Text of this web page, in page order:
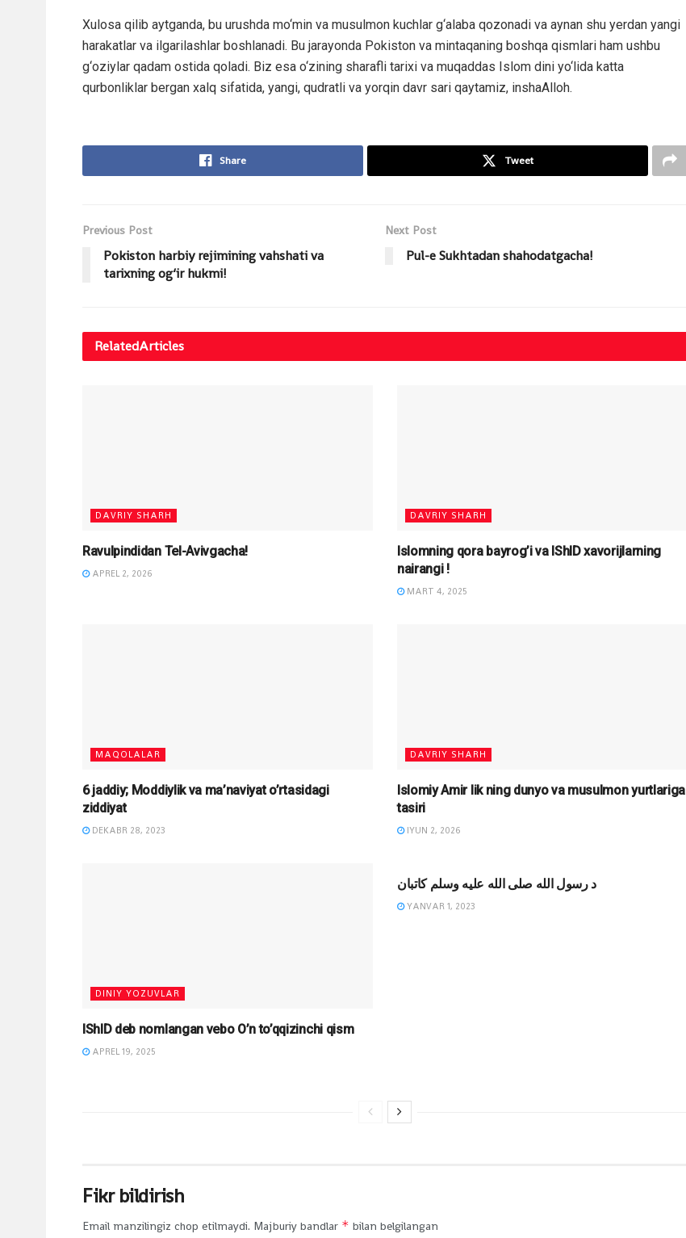
Xulosa qilib aytganda, bu urushda mo‘min va musulmon kuchlar g‘alaba qozonadi va aynan shu yerdan yangi
harakatlar va ilgarilashlar boshlanadi. Bu jarayonda Pokiston va mintaqaning boshqa qismlari ham ushbu
g‘oziylar qadam ostida qoladi. Biz esa o‘zining sharafli tarixi va muqaddas Islom dini yo‘lida katta
qurbonliklar bergan xalq sifatida, yangi, qudratli va yorqin davr sari qaytamiz, inshaAlloh.
Share Tweet
Previous Post
Pokiston harbiy rejimining vahshati va
tarixning og‘ir hukmi!
Next Post
Pul-e Sukhtadan shahodatgacha!
RelatedArticles
DAVRIY SHARH
Ravulpindidan Tel-Avivgacha!
APREL 2, 2026
DAVRIY SHARH
Islomning qora bayrog’i va IShID xavorijlarning
nairangi !
MART 4, 2025
MAQOLALAR
6 jaddiy; Moddiylik va ma’naviyat o’rtasidagi
ziddiyat
DEKABR 28, 2023
DAVRIY SHARH
Islomiy Amir lik ning dunyo va musulmon yurtlariga
tasiri
IYUN 2, 2026
DINIY YOZUVLAR
IShID deb nomlangan vebo O’n to’qqizinchi qism
APREL 19, 2025
د رسول الله صلی الله علیه وسلم کاتبان
YANVAR 1, 2023
Fikr bildirish
Email manzilingiz chop etilmaydi. Majburiy bandlar * bilan belgilangan